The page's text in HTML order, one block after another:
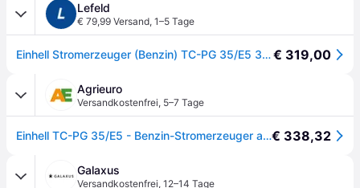
Lefeld
€ 79,99 Versand, 1–5 Tage
Einhell Stromerzeuger (Benzin) TC-PG 35/E5 3100 Watt 15L Tank€ 319,00
Agrieuro
Versandkostenfrei, 5–7 Tage
Einhell TC-PG 35/E5 - Benzin-Stromerzeuger auf Rädern mit AVR-Regelung 3.1 kW - Dauerleistung 2.6 kW - 230V€ 338,32
Galaxus
Versandkostenfrei, 12–14 Tage